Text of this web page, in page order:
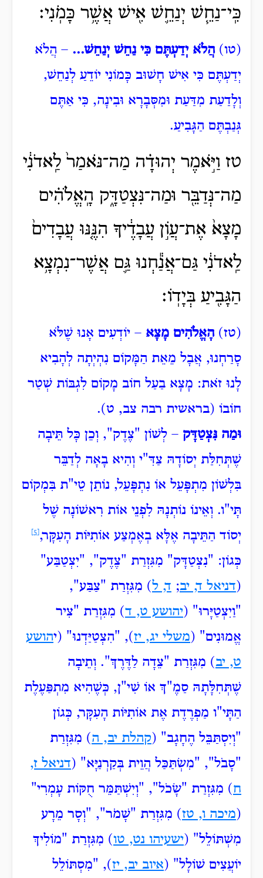
כִּֽי־נַחֵ֧שׁ יְנַחֵ֛שׁ אִ֖ישׁ אֲשֶׁ֥ר כָּמֹֽנִי׃
(טו)הֲלֹא יְדַעְתֶּם כִּי נַחֵשׁ יְנַחֵשׁ... – הֲלֹא
יְדַעְתֶּם כִּי אִישׁ חָשׁוּב כָּמוֹנִי יוֹדֵעַ לְנַחֵשׁ,
וְלָדַעַת מִדַּעַת וּמִסְּבָרָא וּבִינָה, כִּי אַתֶּם
גְּנַבְתֶּם הַגָּבִיעַ.
טז וַיֹּ֣אמֶר יְהוּדָ֗ה מַה־נֹּאמַר֙ לַֽאדֹנִ֔י
מַה־נְּדַבֵּ֖ר וּמַה־נִּצְטַדָּ֑ק הָֽאֱלֹהִ֗ים
מָצָא֙ אֶת־עֲו֣͏ֹן עֲבָדֶ֔יךָ הִנֶּ֤נּוּ עֲבָדִים֙
לַֽאדֹנִ֔י גַּם־אֲנַ֕חְנוּ גַּ֛ם אֲשֶׁר־נִמְצָ֥א
הַגָּבִ֖יעַ בְּיָדֽוֹ׃
(טז)הָאֱלֹהִים מָצָא – יוֹדְעִים אָנוּ שֶׁלֹּא
סָרַחְנוּ, אֲבָל מֵאֵת הַמָּקוֹם נִהְיְתָה לְהָבִיא
לָנוּ זֹאת: מָצָא בַעַל חוֹב מָקוֹם לִגְבּוֹת שְׁטַר
חוֹבוֹ (בראשית רבה צב, ט).
וּמַה נִּצְטַדָּק – לְשׁוֹן "צֶדֶק", וְכֵן כָּל תֵּיבָה
שֶׁתְּחִלַּת יְסוֹדָהּ צַדִּ"י וְהִיא בָאָה לְדַבֵּר
בִּלְשׁוֹן מִתְפָּעֵל אוֹ נִתְפָּעֵל, נוֹתֵן טֵי"ת בִּמְקוֹם
תָּי"ו. וְאֵינוֹ נוֹתְנָהּ לִפְנֵי אוֹת רִאשׁוֹנָה שֶׁל
יְסוֹד הַתֵּיבָה אֶלָּא בְאֶמְצַע אוֹתִיּוֹת הָעִקָּר,
כְּגוֹן: "נִצְטַדָּק" מִגִּזְרַת "צֶדֶק", "יִצְטַבַּע"
(דניאל ד, יב; ד, ל) מִגִּזְרַת "צַבַּע",
"וַיִצְטַיָּרוּ" (יהושע ט, ד) מִגִּזְרַת "צִיר
אֱמוּנִים" (משלי יג, יז), "הִצְטַיַּדְנוּ" (יהושע
ט, יב) מִגִּזְרַת "צֵדָה לַדֶּרֶךְ". וְתֵיבָה
שֶׁתְּחִלָּתָהּ סַמֶ"ךְ אוֹ שִׁי"ן, כְּשֶׁהִיא מִתְפַּעֶלֶת
הַתָּי"ו מַפְרֶדֶת אֶת אוֹתִיּוֹת הָעִקָּר, כְּגוֹן
"וְיִסְתַּבֵּל הֶחָגָב" (קהלת יב, ה) מִגִּזְרַת
"סָבֹל", "מִשְׂתַּכַּל הֲוֵית בְּקַרְנַיָּא" (דניאל ז,
ח) מִגִּזְרַת "שָׂכֹל", "וְיִשְׁתַּמֵּר חֻקּוֹת עָמְרִי"
(מיכה ו, טז) מִגִּזְרַת "שָׁמֹר", "וְסָר מֵרָע
מִשְׁתּוֹלֵל" (ישעיהו נט, טו) מִגִּזְרַת "מוֹלִיךְ
יוֹעֲצִים שׁוֹלָל" (איוב יב, יז), "מִסְתּוֹלֵל